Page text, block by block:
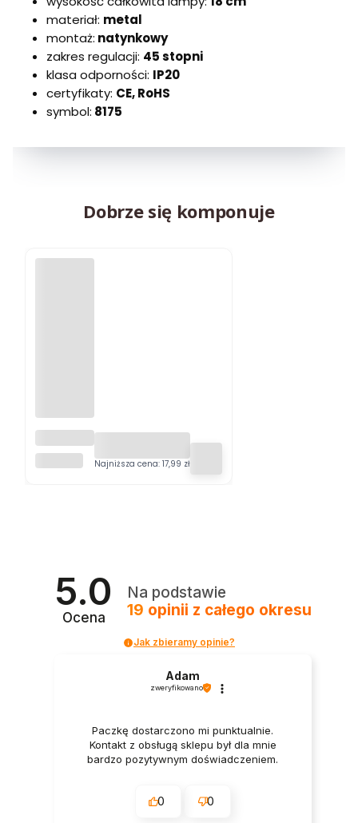
materiał: metal
montaż: natynkowy
zakres regulacji: 45 stopni
klasa odporności: IP20
certyfikaty: CE, RoHS
symbol: 8175
Dobrze się komponuje
Lampa
natynko
Najniższa cena: 17,99 zł
5.0
Ocena
Na podstawie
19 opinii z całego okresu
Jak zbieramy opinie?
Adam
zweryfikowano
Paczkę dostarczono mi punktualnie.
Kontakt z obsługą sklepu był dla mnie
bardzo pozytywnym doświadczeniem.
0 0